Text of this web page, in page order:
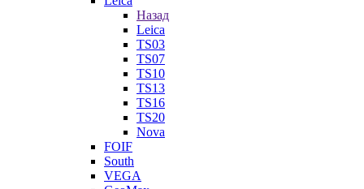
Назад
Leica
TS03
TS07
TS10
TS13
TS16
TS20
Nova
FOIF
South
VEGA